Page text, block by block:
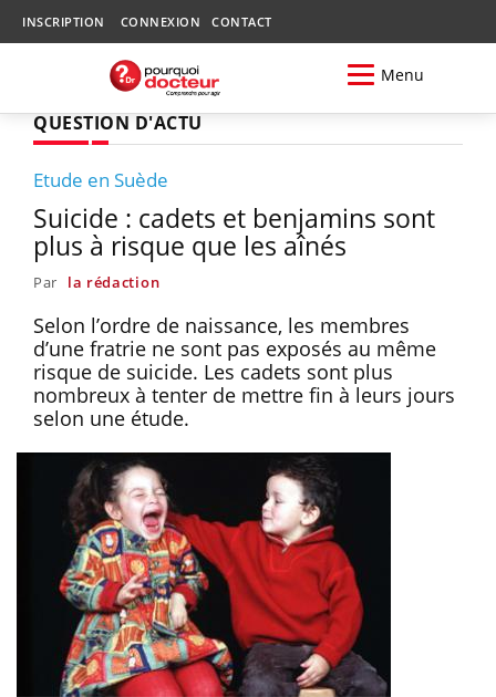
INSCRIPTION CONNEXION CONTACT
Menu
QUESTION D'ACTU
Etude en Suède
Suicide : cadets et benjamins sont
plus à risque que les aînés
Par la rédaction
Selon l’ordre de naissance, les membres
d’une fratrie ne sont pas exposés au même
risque de suicide. Les cadets sont plus
nombreux à tenter de mettre fin à leurs jours
selon une étude.